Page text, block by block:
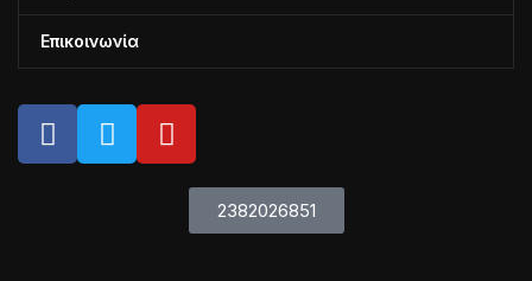
Επικοινωνία
2382026851